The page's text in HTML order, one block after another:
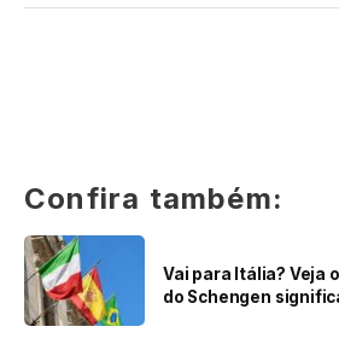
Confira também:
Vai para Itália? Veja
do Schengen